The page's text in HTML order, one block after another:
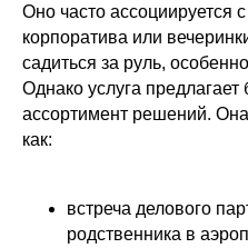
Оно часто ассоциируется
корпоратива или
садиться за руль,
Однако услуга
ассортимент решений. Она
как:
встреча делового
родственника в